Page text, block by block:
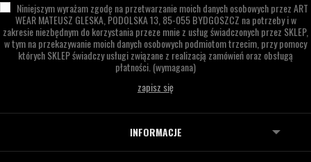
Niniejszym wyrażam zgodę na przetwarzanie moich danych osobowych przezART
WEAR MATEUSZ GLESKA, PODOLSKA 13, 85-055 BYDGOSZCZ na potrzeby i w
zakresie niezbędnym do korzystania przeze mnie z usług świadczonych przez SKLEP,
w tym na przekazywanie moich danych osobowych podmiotom trzecim, przy pomocy
których SKLEP świadczy usługi związane z realizacją zamówień oraz obsługą
płatności. (wymagana)
INFORMACJE